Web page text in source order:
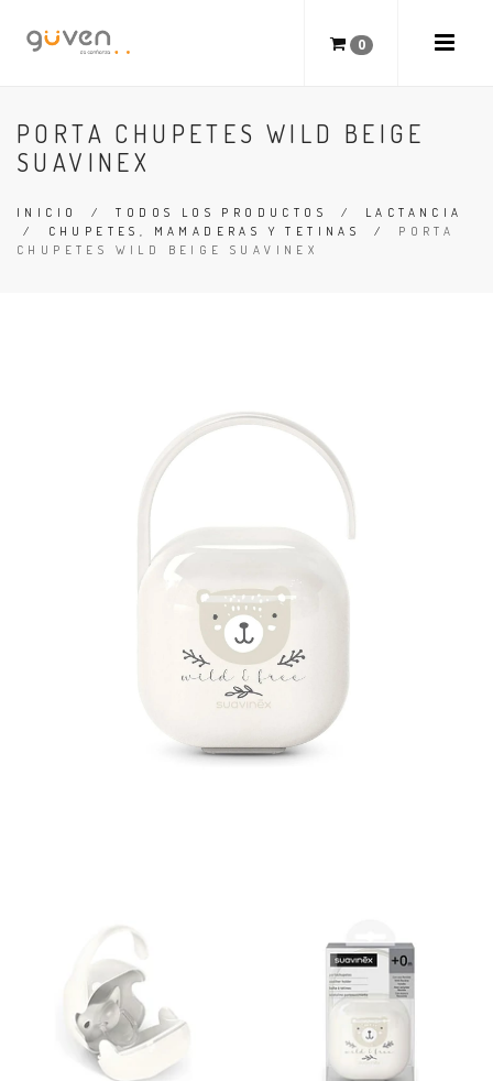
0
PORTA CHUPETES WILD BEIGE
SUAVINEX
INICIO /TODOS LOS PRODUCTOS / LACTANCIA
/ CHUPETES, MAMADERAS Y TETINAS / PORTA
CHUPETES WILD BEIGE SUAVINEX